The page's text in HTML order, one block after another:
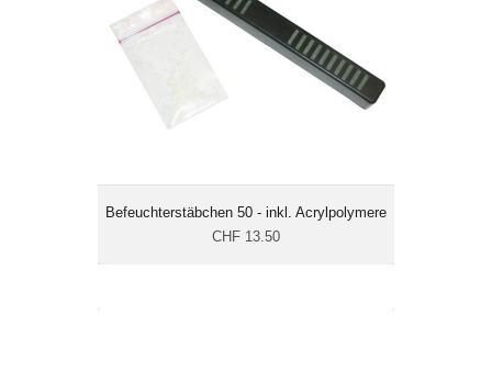
Befeuchterstäbchen 50 - inkl. Acrylpolymere
CHF 13.50
Masse cm: 15.9 x 1.6 x 2